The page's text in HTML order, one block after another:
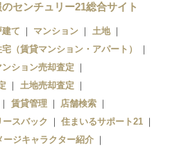
センチュリー21総合サイト
て マンション
土地
（賃貸マンション・アパート）
ション売却査定
土地売却査定
賃貸管理
店舗検索
ースバック
住まいるサポート21
ージキャラクター紹介